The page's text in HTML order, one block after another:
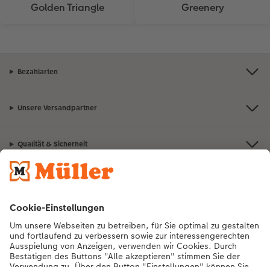
Golden Triangle Greenery
Bezahlarten
Unsere Versandpartner
Qualität & Sicherheit
Nachhaltigkeit bei CEWE
Informationen